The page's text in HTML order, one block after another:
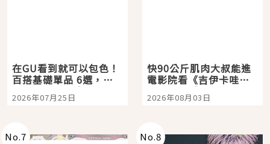
在GU看到就可以包色！
百搭基礎單品 6選，閉
眼全收也不心疼
2026年07月25日
快90公斤肌肉大叔能進
電影院看《吉伊卡哇》
嗎？日本重金屬樂團
「打首」會長與nagano
2026年08月03日
No.7 No.8